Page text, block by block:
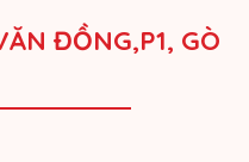
ĐỒNG,P1, GÒ